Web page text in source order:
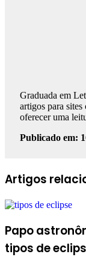
Graduada em
artigos para
oferecer uma
Publicado em:
Facebook
Linkedin
WhatsApp
Telegram
Artigos
Papo
tipos de